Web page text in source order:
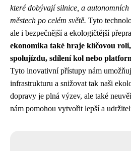
které dobývají silnice, a autonomních
městech po celém světě. Tyto
ale i bezpečnější a ekologičtější
ekonomika také hraje klíčovou
spolujízdu, sdílení kol nebo
Tyto inovativní přístupy nám
infrastrukturu a snižovat tak naši
dopravy je plná výzev, ale také
nám pomohou vytvořit lepší a